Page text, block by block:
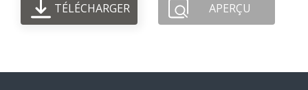
TÉLÉCHARGER APERÇU